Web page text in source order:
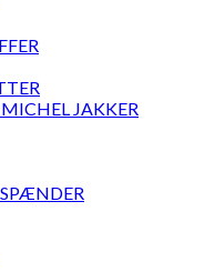
JAKKER